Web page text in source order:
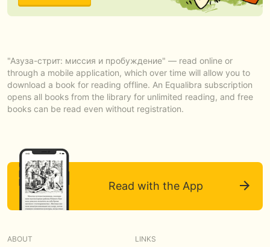
"Азуза-стрит: миссия и пробуждение" — read online or
through a mobile application, which over time will allow you to
download a book for reading offline. An Equalibra subscription
opens all books from the library for unlimited reading, and free
books can be read even without registration.
Read with the App
ABOUT LINKS